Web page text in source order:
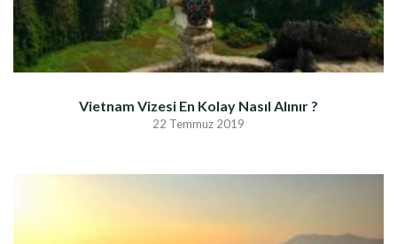
Vietnam Vizesi En Kolay Nasıl Alınır ?
22 Temmuz 2019